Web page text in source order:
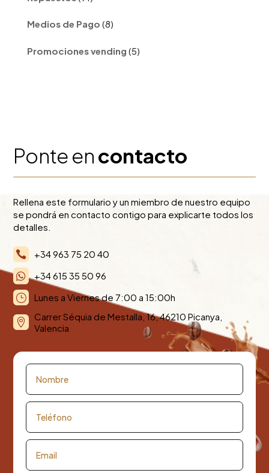
productos
Medios de Pago 88
productos
Promociones vending 5
productos
Ponte encontacto
Rellena este formulario y un miembro de nuestro equipo
se pondrá en contacto contigo para explicarte todos los
detalles.
 +34 963 75 20 40
 +34 615 35 50 96
} Lunes a Viernes de 7:00 a 15:00h

Carrer Séquia de Mestalla, 16, 46210 Picanya,
Valencia